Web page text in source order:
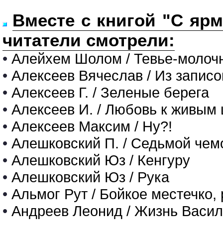
Вместе с книгой "С
читатели смотрели:
• Алейхем Шолом / Тевье-
• Алексеев Вячеслав / Из
• Алексеев Г. / Зеленые берега
• Алексеев И. / Любовь к живым
• Алексеев Максим / Ну?!
• Алешковский П. / Седьмой
• Алешковский Юз / Кенгуру
• Алешковский Юз / Рука
• Альмог Рут / Бойкое местечко,
• Андреев Леонид / Жизнь